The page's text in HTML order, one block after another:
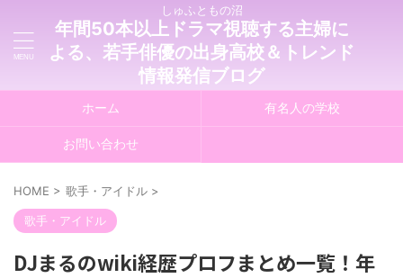
しゅふともの沼
年間50本以上ドラマ視聴する主婦に
よる、若手俳優の出身高校＆トレンド
情報発信ブログ
ホーム 有名人の学校
お問い合わせ
HOME > 歌手・アイドル >
歌手・アイドル
DJまるのwiki経歴プロフまとめ一覧！年